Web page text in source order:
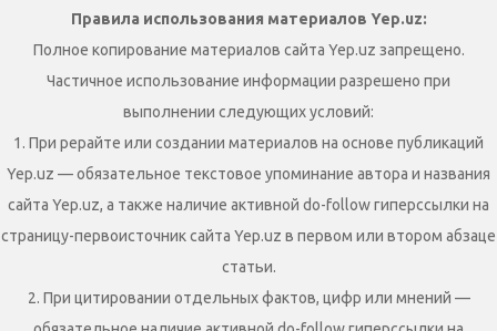
Правила использования материалов Yep.uz:
Полное копирование материалов сайта Yep.uz запрещено.
Частичное использование информации разрешено при
выполнении следующих условий:
1. При рерайте или создании материалов на основе публикаций
Yep.uz — обязательное текстовое упоминание автора и названия
сайта Yep.uz, а также наличие активной do-follow гиперссылки на
страницу-первоисточник сайта Yep.uz в первом или втором абзаце
статьи.
2. При цитировании отдельных фактов, цифр или мнений —